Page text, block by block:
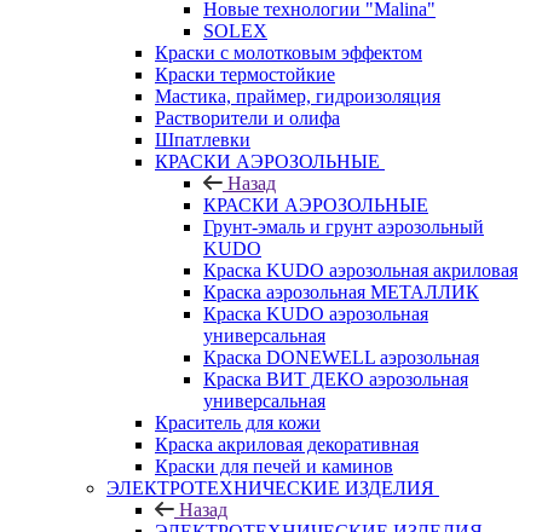
Новые технологии "Malina"
SOLEX
Краски с молотковым эффектом
Краски термостойкие
Мастика, праймер, гидроизоляция
Растворители и олифа
Шпатлевки
КРАСКИ АЭРОЗОЛЬНЫЕ
Назад
КРАСКИ АЭРОЗОЛЬНЫЕ
Грунт-эмаль и грунт аэрозольный
KUDO
Краска KUDO аэрозольная акриловая
Краска аэрозольная МЕТАЛЛИК
Краска KUDO аэрозольная
универсальная
Краска DONEWELL аэрозольная
Краска ВИТ ДЕКО аэрозольная
универсальная
Краситель для кожи
Краска акриловая декоративная
Краски для печей и каминов
ЭЛЕКТРОТЕХНИЧЕСКИЕ ИЗДЕЛИЯ
Назад